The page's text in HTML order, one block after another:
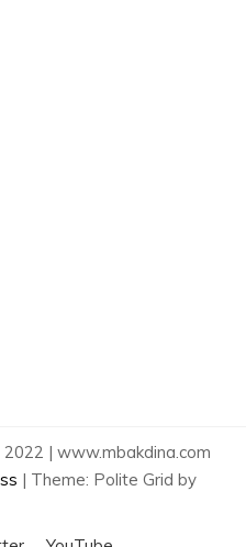
| www.mbakdina.com
| Theme: Polite Grid by